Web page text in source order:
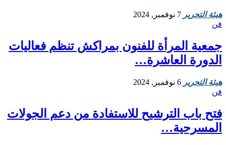
هيئة التحرير 7 نوفمبر, 2024
فن
جمعية المرأة للفنون بمراكش تنظم فعاليات
الدورة العاشرة…
هيئة التحرير 6 نوفمبر, 2024
فن
فتح باب الترشيح للاستفادة من دعم الجولات
المسرحية…